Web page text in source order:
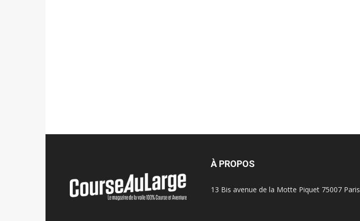
À PROPOS
13 Bis avenue de la Motte Piquet 75007 Paris